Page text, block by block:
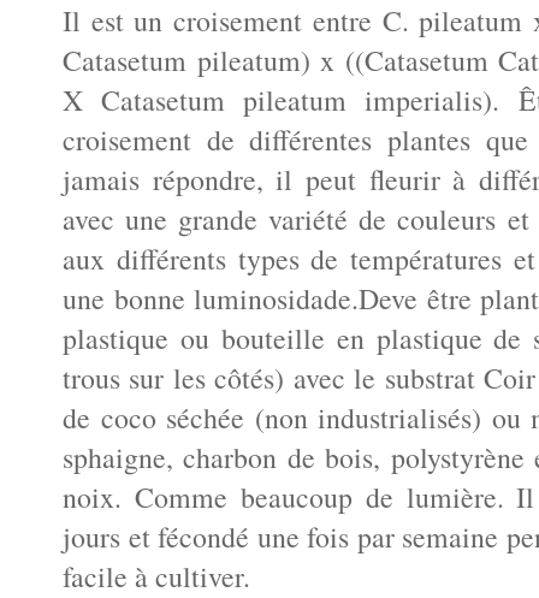
Il est un croisement entre C. pileatum
Catasetum pileatum) x ((Catasetum
X Catasetum pileatum imperialis).
croisement de différentes plantes
jamais répondre, il peut fleurir à
avec une grande variété de couleurs
aux différents types de températures
une bonne luminosidade.Deve être
plastique ou bouteille en plastique de
trous sur les côtés) avec le substrat
de coco séchée (non industrialisés) ou
sphaigne, charbon de bois,
noix. Comme beaucoup de lumière.
jours et fécondé une fois par semaine
facile à cultiver.